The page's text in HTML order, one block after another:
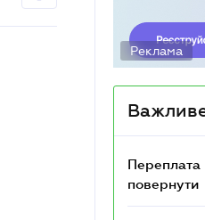
Реклама
Переплата
повернути